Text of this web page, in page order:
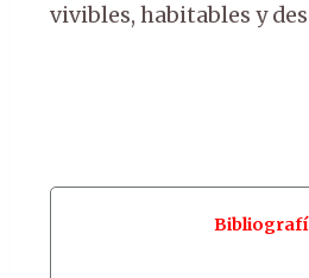
vivibles, habitables y